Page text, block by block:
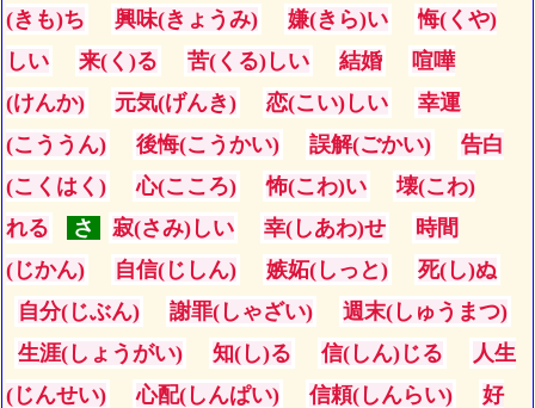
(きも)ち
興味(きょうみ) 嫌(きら)い
悔(くや)
しい
来(く)る 苦(くる)しい 結婚
喧嘩
(けんか)
元気(げんき) 恋(こい)しい
幸運
(こううん)
後悔(こうかい) 誤解(ごかい)
告白
(こくはく)
心(こころ) 怖(こわ)い
壊(こわ)
れる
さ 寂(さみ)しい 幸(しあわ)せ
時間
(じかん)
自信(じしん) 嫉妬(しっと)
死(し)ぬ
自分(じぶん)
謝罪(しゃざい)
週末(しゅうまつ)
生涯(しょうがい)
知(し)る 信(しん)じる
人生
(じんせい)
心配(しんぱい) 信頼(しんらい)
好